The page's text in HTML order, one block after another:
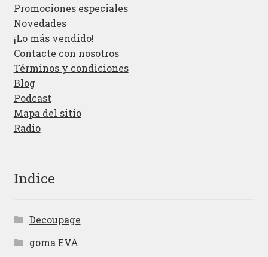
Promociones especiales
Novedades
¡Lo más vendido!
Contacte con nosotros
Términos y condiciones
Blog
Podcast
Mapa del sitio
Radio
Indice
Decoupage
goma EVA